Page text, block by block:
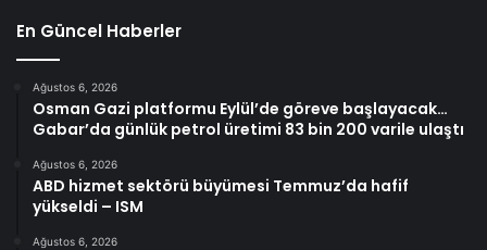
En Güncel Haberler
Ağustos 6, 2026
Osman Gazi platformu Eylül’de göreve başlayacak…
Gabar’da günlük petrol üretimi 83 bin 200 varile ulaştı
Ağustos 6, 2026
ABD hizmet sektörü büyümesi Temmuz’da hafif
yükseldi – ISM
Ağustos 6, 2026